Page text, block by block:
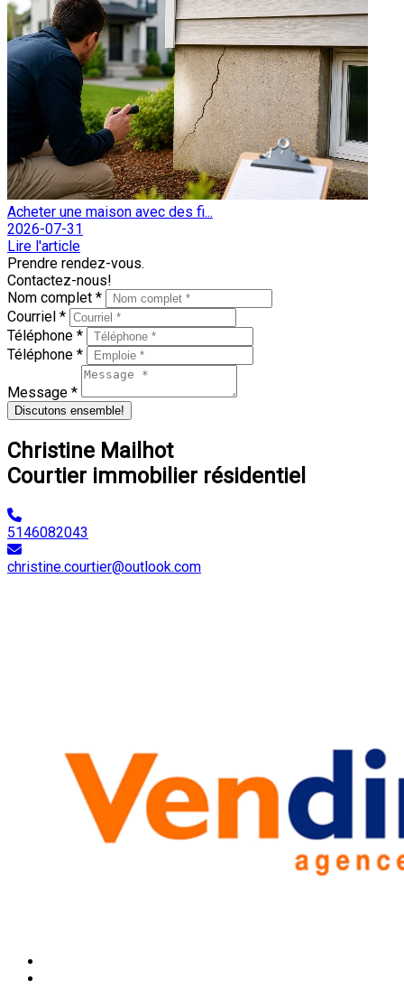
Acheter une maison avec des fi...
2026-07-31
Lire l'article
Prendre rendez-vous.
Contactez-nous!
Nom complet *
Courriel *
Téléphone *
Téléphone *
Message *
Discutons ensemble!
Christine Mailhot
Courtier immobilier résidentiel
5146082043
christine.courtier@outlook.com